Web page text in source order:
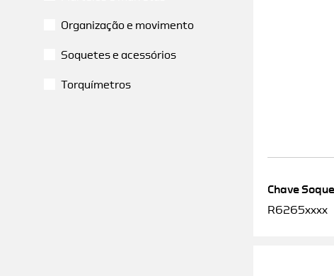
Organização e movimento
Soquetes e acessórios
Torquímetros
Chave
R6265xxxx